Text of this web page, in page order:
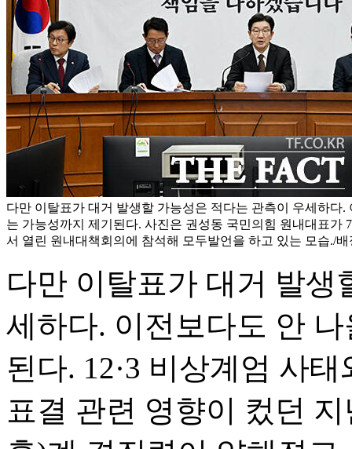
다만 이탈표가 대거 발생할 가능성은 적다는 관측이 우세하다.
는 가능성까지 제기된다. 사진은 권성동 국민의힘 원내대표가
서 열린 원내대책회의에 참석해 모두발언을 하고 있는 모습./
다만 이탈표가 대거 발생
세하다. 이전보다도 안
된다. 12·3 비상계엄 사
표결 관련 영향이 컸던